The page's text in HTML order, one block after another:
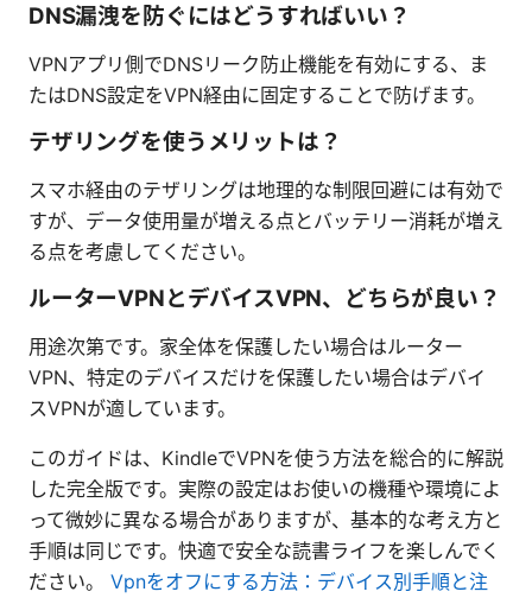
DNS漏洩を防ぐにはどうすればいい？
VPNアプリ側でDNSリーク防止機能を有効にする、ま
たはDNS設定をVPN経由に固定することで防げます。
テザリングを使うメリットは？
スマホ経由のテザリングは地理的な制限回避には有効で
すが、データ使用量が増える点とバッテリー消耗が増え
る点を考慮してください。
ルーターVPNとデバイスVPN、どちらが良い？
用途次第です。家全体を保護したい場合はルーター
VPN、特定のデバイスだけを保護したい場合はデバイ
スVPNが適しています。
このガイドは、KindleでVPNを使う方法を総合的に解説
した完全版です。実際の設定はお使いの機種や環境によ
って微妙に異なる場合がありますが、基本的な考え方と
手順は同じです。快適で安全な読書ライフを楽しんでく
ださい。 Vpnをオフにする方法：デバイス別手順と注